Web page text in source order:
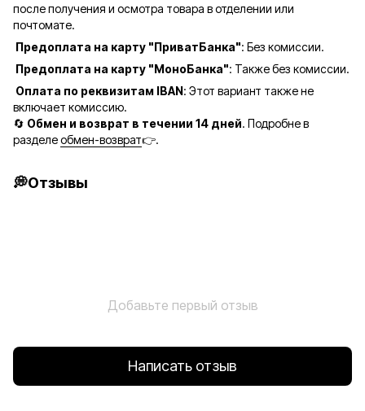
после получения и осмотра товара в отделении или
почтомате.
Предоплата на карту "ПриватБанка": Без комиссии.
Предоплата на карту "МоноБанка": Также без комиссии.
Оплата по реквизитам IBAN: Этот вариант также не
включает комиссию.
🔄 Обмен и возврат в течении 14 дней. Подробне в
разделеобмен-возврат👉.
💭Отзывы
Добавьте первый отзыв
Написать отзыв